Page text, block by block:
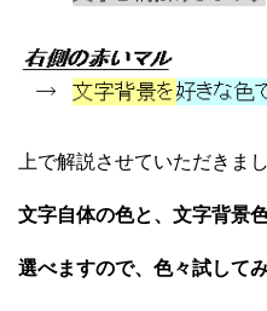
上で解説させていただきま
文字自体の色と、文字背景
選べますので、色々試して